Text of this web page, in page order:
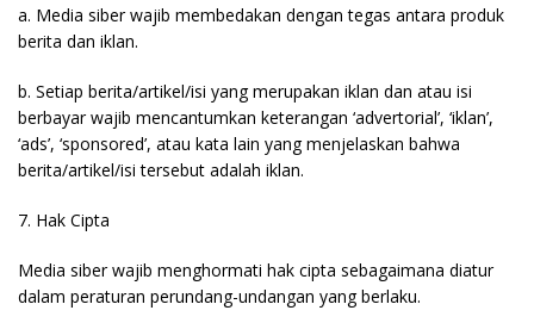
a. Media siber wajib membedakan dengan tegas antara produk
berita dan iklan.
b. Setiap berita/artikel/isi yang merupakan iklan dan atau isi
berbayar wajib mencantumkan keterangan ‘advertorial’, ‘iklan’,
‘ads’, ‘sponsored’, atau kata lain yang menjelaskan bahwa
berita/artikel/isi tersebut adalah iklan.
7. Hak Cipta
Media siber wajib menghormati hak cipta sebagaimana diatur
dalam peraturan perundang-undangan yang berlaku.